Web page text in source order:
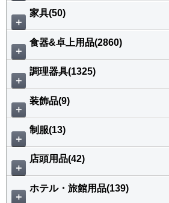
＋
家具(50)
＋
食器&卓上用品(2860)
＋
調理器具(1325)
＋
装飾品(9)
＋
制服(13)
＋
店頭用品(42)
＋
ホテル・旅館用品(139)